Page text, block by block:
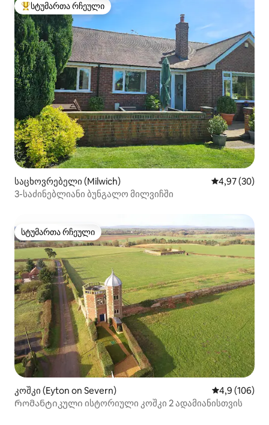
სტუმართა რჩეული მოწინავე ვარიანტი
სტუმართა რჩეული
საცხოვრებელი (Milwich) საშუალო
4,97 (30)
3-საძინებლიანი ბუნგალო მილვიჩში
სტუმართა რჩეული
სტუმართა რჩეული
კოშკი (Eyton on Severn) საშუალო
4,9 (106)
Რომანტიკული ისტორიული კოშკი 2 ადამიანისთვის